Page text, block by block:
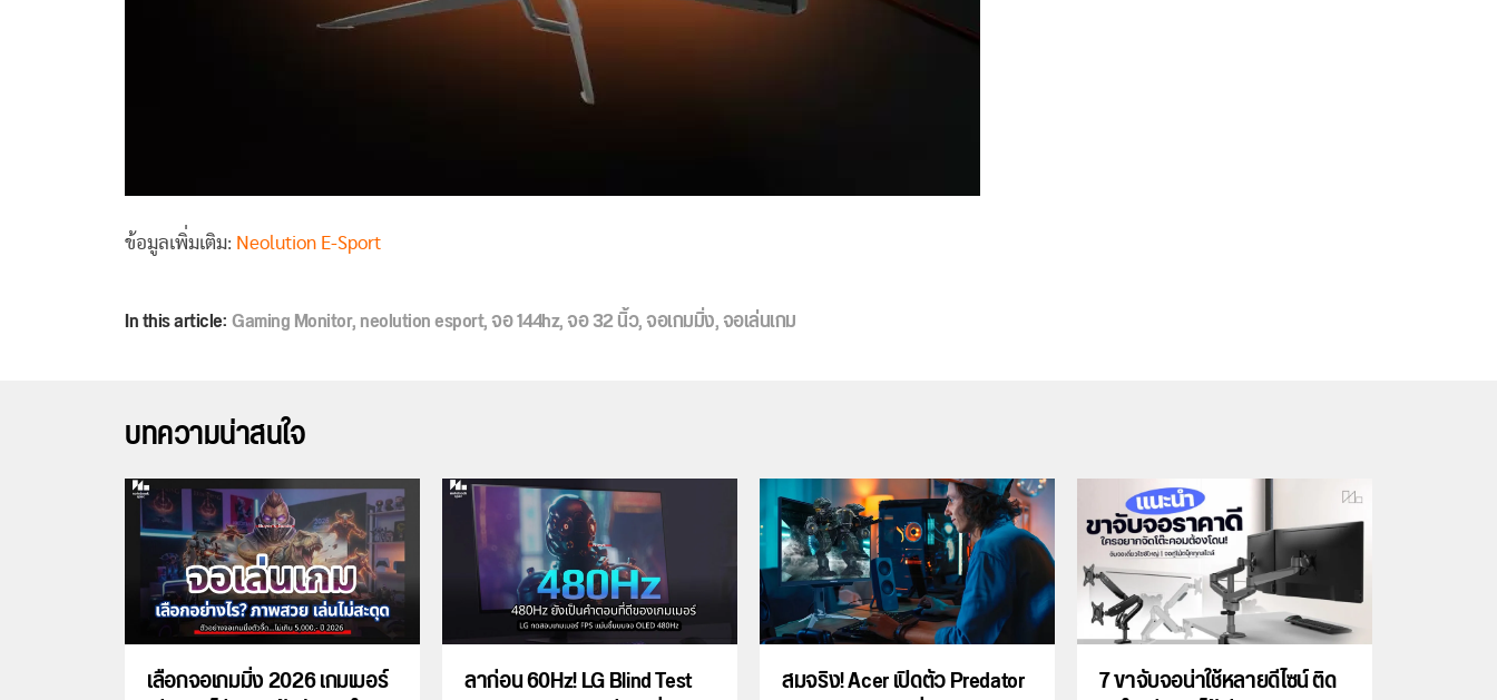
ข้อมูลเพิ่มเติม: Neolution E-Sport
In this article:Gaming Monitor,neolution esport,จอ 144hz,จอ 32 นิ้ว,จอเกมมิ่ง,จอเล่นเกม
บทความน่าสนใจ
เลือกจอเกมมิ่ง 2026 เกมเมอร์ ลาก่อน 60Hz! LG Blind Test สมจริง! Acer เปิดตัว Predator 7 ขาจับจอน่าใช้หลายดีไซน์ ติด